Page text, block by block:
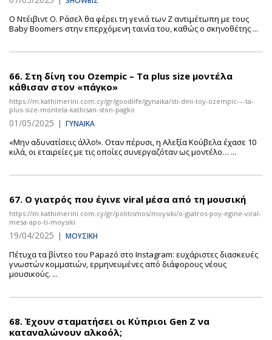
Ο Ντέιβιντ Ο. Ράσελ θα φέρει τη γενιά των Z αντιμέτωπη με τους
Baby Boomers στην επερχόμενη ταινία του, καθώς ο σκηνοθέτης ...
66. Στη δίνη του Ozempic – Τα plus size μοντέλα
κάθισαν στον «πάγκο»
https://m.kathimerini.com.cy/gr/goodlife/gynaika/sti-dini-toy-ozempic-–-ta-
plus-size-montela-kathisan-ston-pagko
01/05/2025 | ΓΥΝΑΙΚΑ
«Μην αδυνατίσεις άλλο!». Οταν πέρυσι, η Αλεξία Κούβελα έχασε 10
κιλά, οι εταιρείες με τις οποίες συνεργαζόταν ως μοντέλο… ...
67. Ο γιατρός που έγινε viral μέσα από τη μουσική
https://m.kathimerini.com.cy/gr/politismos/moysiki/o-giatros-poy-egine-viral-
mesa-apo-ti-moysiki
19/04/2025 | ΜΟΥΣΙΚΗ
Πέτυχα τα βίντεο του Papazó στο Instagram: ευχάριστες διασκευές
γνωστών κομματιών, ερμηνευμένες από διάφορους νέους
μουσικούς. ...
68. Έχουν σταματήσει οι Κύπριοι Gen Z να
καταναλώνουν αλκοόλ;